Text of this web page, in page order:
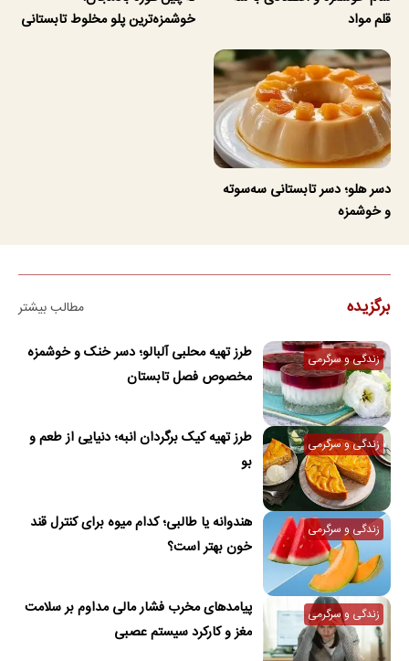
قلم مواد
خوشمزه‌ترین پلو مخلوط تابستانی
دسر هلو؛ دسر تابستانی سه‌سوته
و خوشمزه
برگزیده مطالب بیشتر
زندگی و سرگرمی
طرز تهیه محلبی آلبالو؛ دسر خنک و خوشمزه
مخصوص فصل تابستان
زندگی و سرگرمی
طرز تهیه کیک برگردان انبه؛ دنیایی از طعم و
بو
زندگی و سرگرمی
هندوانه یا طالبی؛ کدام‌ میوه برای کنترل قند
خون بهتر است؟
زندگی و سرگرمی
پیامدهای مخرب فشار مالی مداوم بر سلامت
مغز و کارکرد سیستم عصبی